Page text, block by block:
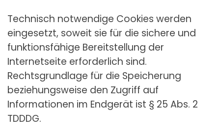
Technisch notwendige Cookies werden
eingesetzt, soweit sie für die sichere und
funktionsfähige Bereitstellung der
Internetseite erforderlich sind.
Rechtsgrundlage für die Speicherung
beziehungsweise den Zugriff auf
Informationen im Endgerät ist § 25 Abs. 2
TDDDG.